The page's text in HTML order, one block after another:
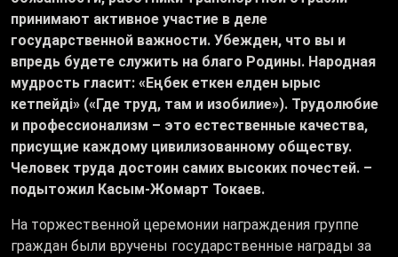
принимают активное участие в деле
государственной важности. Убежден, что вы и
впредь будете служить на благо Родины. Народная
мудрость гласит: «Еңбек еткен елден ырыс
кетпейді» («Где труд, там и изобилие»). Трудолюбие
и профессионализм – это естественные качества,
присущие каждому цивилизованному обществу.
Человек труда достоин самих высоких почестей. –
подытожил Касым-Жомарт Токаев.
На торжественной церемонии награждения группе
граждан были вручены государственные награды за